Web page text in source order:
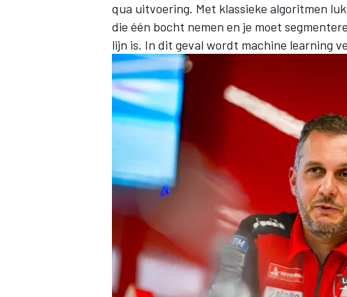
qua uitvoering. Met klassieke algoritmen
die één bocht nemen en je moet
lijn is. In dit geval wordt machine learning